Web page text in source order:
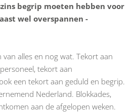
begrip moeten hebben voor
wel overspannen -
alles en nog wat. Tekort aan
tekort aan
een tekort aan geduld en begrip.
Nederland. Blokkades,
aan de afgelopen weken.